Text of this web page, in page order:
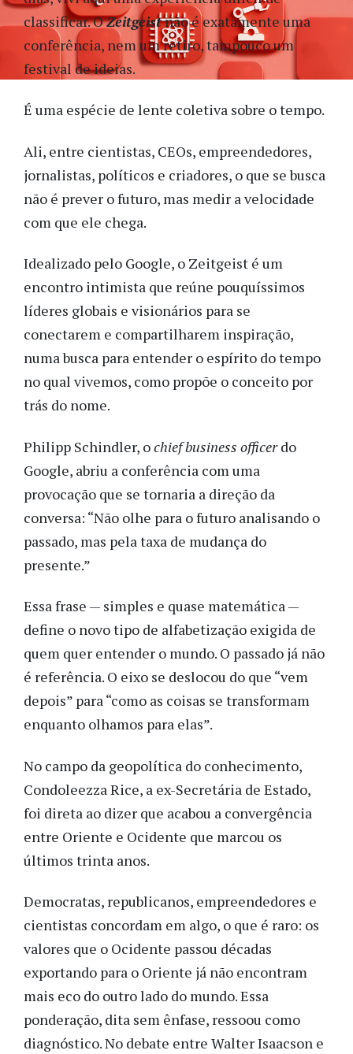
classificar. OZeitgeistnão é exatamente uma
conferência, nem um retiro, tampouco um
festival de ideias.
É uma espécie de lente coletiva sobre o tempo.
Ali, entre cientistas, CEOs, empreendedores,
jornalistas, políticos e criadores, o que se busca
não é prever o futuro, mas medir a velocidade
com que ele chega.
Idealizado pelo Google, o Zeitgeist é um
encontro intimista que reúne pouquíssimos
líderes globais e visionários para se
conectarem e compartilharem inspiração,
numa busca para entender o espírito do tempo
no qual vivemos, como propõe o conceito por
trás do nome.
Philipp Schindler, ochief business officerdo
Google, abriu a conferência com uma
provocação que se tornaria a direção da
conversa: “Não olhe para o futuro analisando o
passado, mas pela taxa de mudança do
presente.”
Essa frase — simples e quase matemática —
define o novo tipo de alfabetização exigida de
quem quer entender o mundo. O passado já não
é referência. O eixo se deslocou do que “vem
depois” para “como as coisas se transformam
enquanto olhamos para elas”.
No campo da geopolítica do conhecimento,
Condoleezza Rice, a ex-Secretária de Estado,
foi direta ao dizer que acabou a convergência
entre Oriente e Ocidente que marcou os
últimos trinta anos.
Democratas, republicanos, empreendedores e
cientistas concordam em algo, o que é raro: os
valores que o Ocidente passou décadas
exportando para o Oriente já não encontram
mais eco do outro lado do mundo. Essa
ponderação, dita sem ênfase, ressoou como
diagnóstico. No debate entre Walter Isaacson e